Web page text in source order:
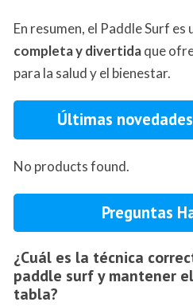
En resumen, el Paddle Surf es
completa y divertidaque
para la salud y el bienestar.
Últimas
No products found.
Preguntas
¿Cuál es la técnica
paddle surf y mantener
tabla?